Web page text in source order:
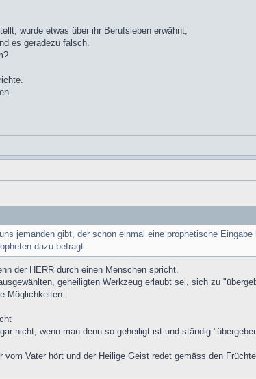
wurde etwas über ihr Berufsleben erwähnt,
es geradezu falsch.
jemanden gibt, der schon einmal eine prophetische
dazu befragt.
der HERR durch einen Menschen spricht.
geheiligten Werkzeug erlaubt sei, sich zu
Möglichkeiten:
nicht, wenn man denn so geheiligt ist und ständig
Vater hört und der Heilige Geist redet gemäss den